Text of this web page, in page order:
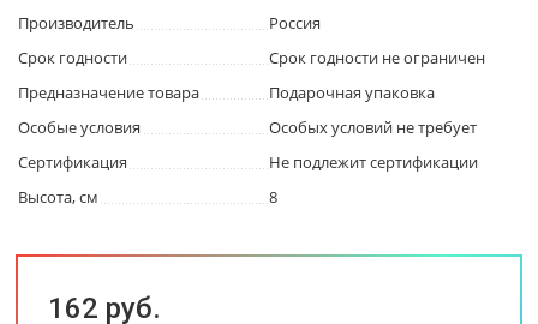
Производитель
Россия
Срок годности
Срок годности не ограничен
Предназначение товара
Подарочная упаковка
Особые условия
Особых условий не требует
Сертификация
Не подлежит сертификации
Высота, см
8
162 руб.